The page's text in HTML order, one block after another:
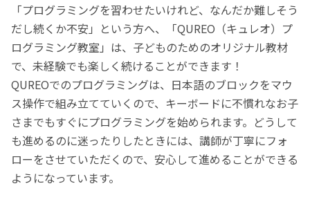
「プログラミングを習わせたいけれど、なんだか難しそう
だし続くか不安」という方へ、「QUREO（キュレオ）プ
ログラミング教室」は、子どものためのオリジナル教材
で、未経験でも楽しく続けることができます！
QUREOでのプログラミングは、日本語のブロックをマウ
ス操作で組み立てていくので、キーボードに不慣れなお子
さまでもすぐにプログラミングを始められます。どうして
も進めるのに迷ったりしたときには、講師が丁寧にフォ
ローをさせていただくので、安心して進めることができる
ようになっています。